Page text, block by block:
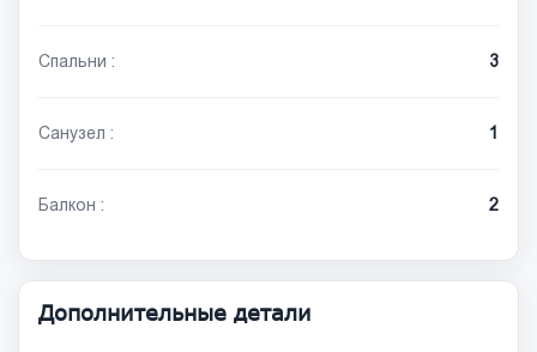
Спальни : 3
Санузел : 1
Балкон : 2
Дополнительные детали